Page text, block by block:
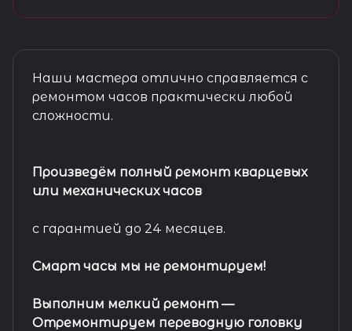
Наши мастера отлично справляется с
ремонтом часов практически любой
сложности.
Произведём полный ремонт кварцевых
или механических часов
с гарантией до 24 месяцев.
Смарт часы мы не ремонтируем!
Выполним мелкий ремонт —
Отремонтируем переводную головку